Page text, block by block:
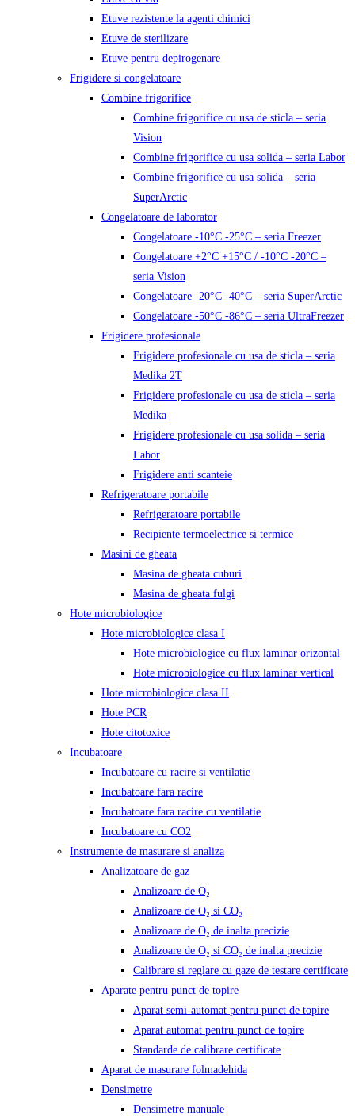
Etuve rezistente la agenti chimici
Etuve de sterilizare
Etuve pentru depirogenare
Frigidere si congelatoare
Combine frigorifice
Combine frigorifice cu usa de sticla – seria
Vision
Combine frigorifice cu usa solida – seria Labor
Combine frigorifice cu usa solida – seria
SuperArctic
Congelatoare de laborator
Congelatoare -10°C -25°C – seria Freezer
Congelatoare +2°C +15°C / -10°C -20°C –
seria Vision
Congelatoare -20°C -40°C – seria SuperArctic
Congelatoare -50°C -86°C – seria UltraFreezer
Frigidere profesionale
Frigidere profesionale cu usa de sticla – seria
Medika 2T
Frigidere profesionale cu usa de sticla – seria
Medika
Frigidere profesionale cu usa solida – seria
Labor
Frigidere anti scanteie
Refrigeratoare portabile
Refrigeratoare portabile
Recipiente termoelectrice si termice
Masini de gheata
Masina de gheata cuburi
Masina de gheata fulgi
Hote microbiologice
Hote microbiologice clasa I
Hote microbiologice cu flux laminar orizontal
Hote microbiologice cu flux laminar vertical
Hote microbiologice clasa II
Hote PCR
Hote citotoxice
Incubatoare
Incubatoare cu racire si ventilatie
Incubatoare fara racire
Incubatoare fara racire cu ventilatie
Incubatoare cu CO2
Instrumente de masurare si analiza
Analizatoare de gaz
Analizoare de O₂
Analizoare de O₂ si CO₂
Analizoare de O₂ de inalta precizie
Analizoare de O₂ si CO₂ de inalta precizie
Calibrare si reglare cu gaze de testare certificate
Aparate pentru punct de topire
Aparat semi-automat pentru punct de topire
Aparat automat pentru punct de topire
Standarde de calibrare certificate
Aparat de masurare folmadehida
Densimetre
Densimetre manuale